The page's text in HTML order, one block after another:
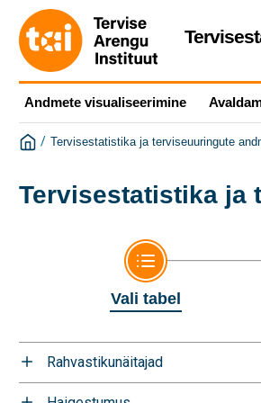
Andmete visualiseerimine
/ Tervisestatistika ja terviseuuringute
Tervisestatistika ja
Vali tabel
Rahvastikunäitajad